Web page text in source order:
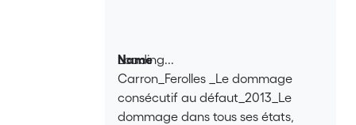
Loading...
Loading...
Name
Carron_Ferolles _Le dommage
consécutif au défaut_2013_Le
dommage dans tous ses états,